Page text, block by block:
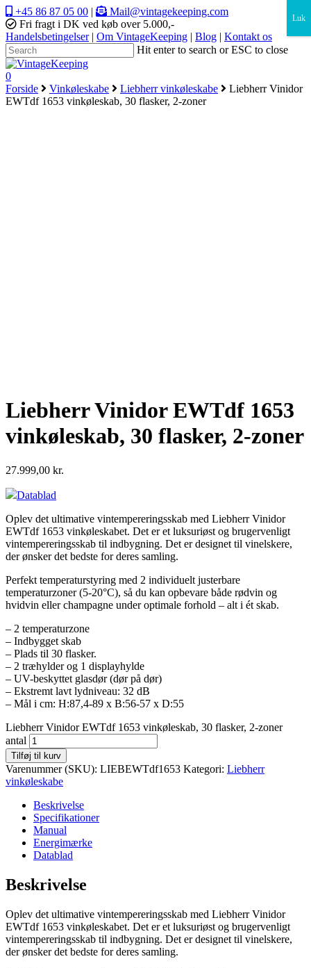
+45 86 87 05 00 |
Mail@vintagekeeping.com
Fri fragt i DK ved køb over 5.000,-
Handelsbetingelser| Om VintageKeeping | Blog | Kontakt os
Hit enter to search or ESC to close
0
Forside
Vinkøleskabe Liebherr vinkøleskabe
Liebherr Vinidor
EWTdf 1653 vinkøleskab, 30 flasker, 2-zoner
Liebherr Vinidor EWTdf 1653
vinkøleskab, 30 flasker, 2-zoner
27.999,00 kr.
Datablad
Oplev det ultimative vintempereringsskab med Liebherr Vinidor
EWTdf 1653 vinkøleskabet. Det er et luksuriøst og brugervenligt
vintempereringsskab til indbygning. Det er designet til vinelskere,
der ønsker det bedste for deres samling.
Perfekt temperaturstyring med 2 individuelt justerbare
temperaturzoner (5-20°C), så du kan opbevare både rødvin og
hvidvin eller champagne under optimale forhold – alt i ét skab.
– 2 temperaturzone
– Indbygget skab
– Plads til 30 flasker.
– 2 træhylder og 1 displayhylde
– UV-beskyttet glasdør (dør på dør)
– Ekstremt lavt lydniveau: 32 dB
– Mål i cm: H:87,4-89 x B:56-57 x D:55
Liebherr Vinidor EWTdf 1653 vinkøleskab, 30 flasker, 2-zoner
antal
Tilføj til kurv
Varenummer (SKU): LIEBEWTdf1653 Kategori: Liebherr
vinkøleskabe
Beskrivelse
Specifikationer
Manual
Energimærke
Datablad
Beskrivelse
Oplev det ultimative vintempereringsskab med Liebherr Vinidor
EWTdf 1653 vinkøleskabet. Det er et luksuriøst og brugervenligt
vintempereringsskab til indbygning. Det er designet til vinelskere,
der ønsker det bedste for deres samling.
×
Luk